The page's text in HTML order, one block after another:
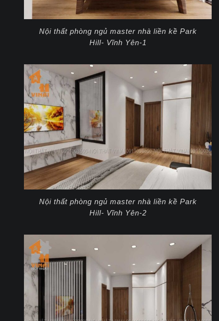
Nội thất phòng ngủ master nhà liền kề Park
Hill- Vĩnh Yên-1
Nội thất phòng ngủ master nhà liền kề Park
Hill- Vĩnh Yên-2